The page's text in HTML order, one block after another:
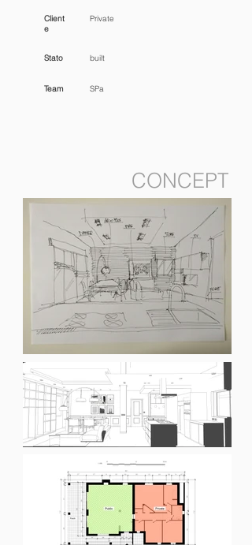
Client
e
Stato
Team
Private
built
SPa
CONCEPT